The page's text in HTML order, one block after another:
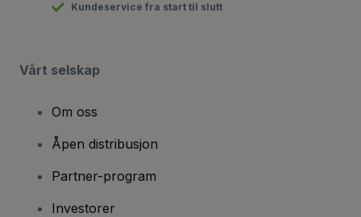
Kundeservice fra start til slutt
Vårt selskap
Om oss
Åpen distribusjon
Partner-program
Investorer